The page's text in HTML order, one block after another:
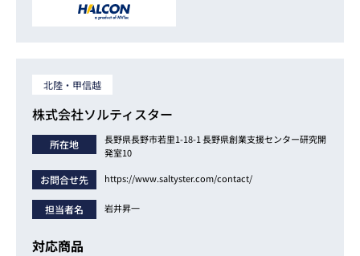
北陸・甲信越
株式会社ソルティスター
所在地
長野県長野市若里1-18-1 長野県創業支援センター研究開
発室10
お問合せ先 https://www.saltyster.com/contact/
担当者名 岩井昇一
対応商品